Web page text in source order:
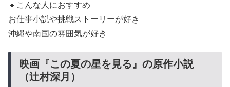
🔸こんな人におすすめ
お仕事小説や挑戦ストーリーが好き
沖縄や南国の雰囲気が好き
映画『この夏の星を見る』の原作小説
（辻村深月）